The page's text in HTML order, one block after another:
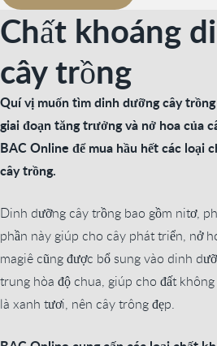
Chất khoáng
cây trồng
Quí vị muốn tìm dinh dưỡng cây
giai đoạn tăng trưởng và nở hoa của
BAC Online để mua hầu hết các loại
cây trồng.
Dinh dưỡng cây trồng bao gồm nitơ,
phần này giúp cho cây phát triển, nở
magiê cũng được bổ sung vào dinh
trung hòa độ chua, giúp cho đất
là xanh tươi, nên cây trông đẹp.